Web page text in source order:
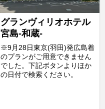
グランヴィリオホテル
宮島-和蔵-
※9月28日東京(羽田)発広島着
のプランがご用意できません
でした。下記ボタンよりほか
の日付で検索ください。